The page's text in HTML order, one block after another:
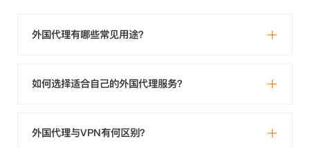
外国代理有哪些常见用途？
如何选择适合自己的外国代理服务？
外国代理与VPN有何区别？